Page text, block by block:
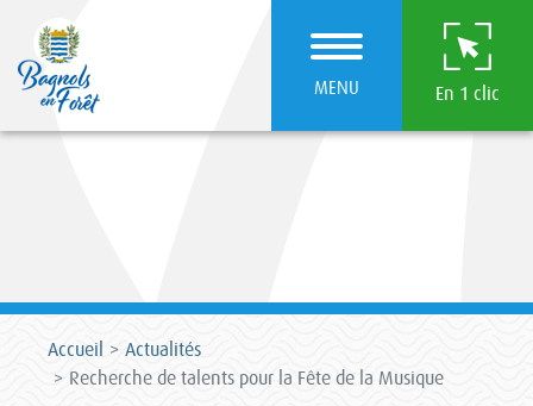
MENU En 1 clic
Accueil
Actualités
Recherche de talents pour la Fête de la Musique